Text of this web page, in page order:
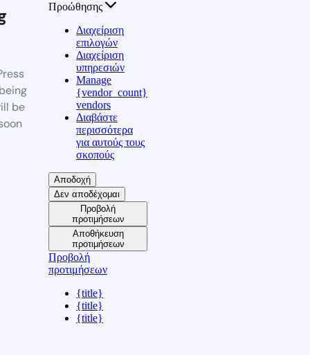
be
Προώθησης
Διαχείριση
επιλογών
Διαχείριση
υπηρεσιών
Manage
{vendor_count}
vendors
Διαβάστε
περισσότερα
για αυτούς τους
σκοπούς
Αποδοχή
Δεν αποδέχομαι
Προβολή
προτιμήσεων
Αποθήκευση
προτιμήσεων
Προβολή
προτιμήσεων
{title}
{title}
{title}